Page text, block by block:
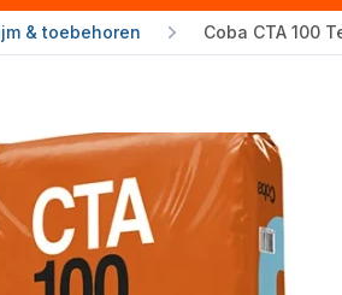
& toebehoren Coba CTA 100